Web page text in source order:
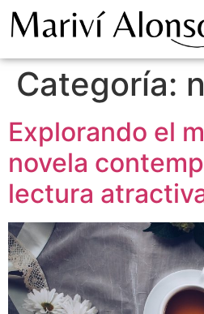
Categoría:
Explorando el
novela
lectura